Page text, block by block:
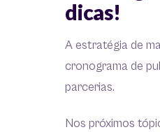
dicas!
A estratégia de
cronograma de
parcerias.
Nos próximos